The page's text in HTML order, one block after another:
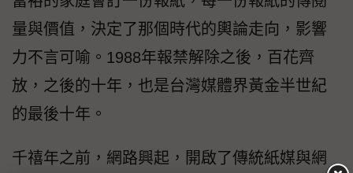
量與價值，決定了那個時代的輿論走向，影響
力不言可喻。1988年報禁解除之後，百花齊
放，之後的十年，也是台灣媒體界黃金半世紀
的最後十年。
千禧年之前，網路興起，開啟了傳統紙媒與網